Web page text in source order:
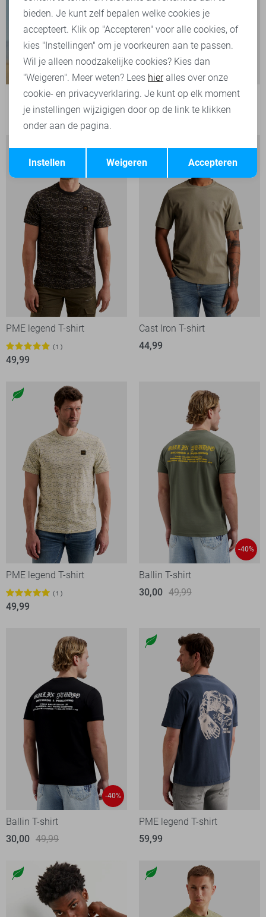
PME legend T-shirt
39,99
PME legend T-shirt
1
49,99
Cast Iron T-shirt
44,99
PME legend T-shirt
1
49,99
-40%
Ballin T-shirt
30,00 49,99
-40%
Ballin T-shirt
30,00 49,99
PME legend T-shirt
59,99
Terug Opslaan
bieden. Je kunt zelf bepalen welke cookies je
accepteert. Klik op "Accepteren" voor alle cookies, of
kies "Instellingen" om je voorkeuren aan te passen.
Wil je alleen noodzakelijke cookies? Kies dan
"Weigeren". Meer weten? Lees hieralles over onze
cookie- en privacyverklaring. Je kunt op elk moment
je instellingen wijzigigen door op de link te klikken
onder aan de pagina.
Accepteren
Weigeren
Instellen